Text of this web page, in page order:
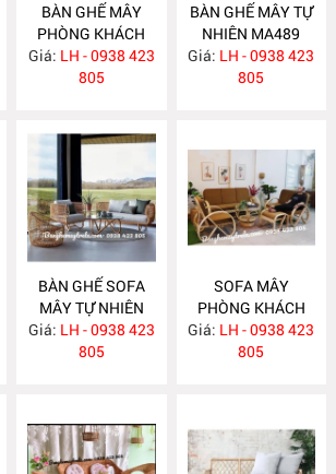
BÀN GHẾ MÂY
PHÒNG KHÁCH
MA490
Giá: LH - 0938 423
805
BÀN GHẾ MÂY TỰ
NHIÊN MA489
Giá: LH - 0938 423
805
BÀN GHẾ SOFA
MÂY TỰ NHIÊN
MA487
Giá: LH - 0938 423
805
SOFA MÂY
PHÒNG KHÁCH
MA486
Giá: LH - 0938 423
805